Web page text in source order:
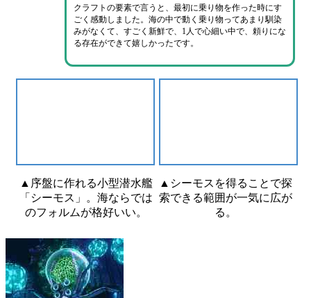
クラフトの要素で言うと、 最初に乗り物を作った時にす
ごく感動しました 。海の中で動く乗り物ってあまり馴染
みがなくて、 すごく新鮮で 、1人で心細い中で、 頼りにな
る存在ができて嬉しかったです。
▲序盤に作れる小型潜水艦
「シーモス」。海ならでは
のフォルムが格好いい。
▲シーモスを得ることで探
索できる範囲が一気に広が
る。